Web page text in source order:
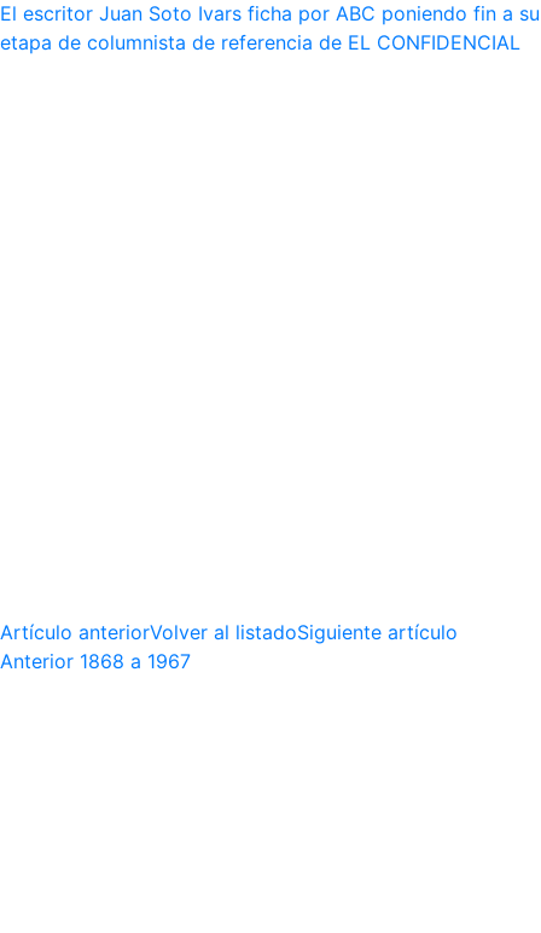
El escritor Juan Soto Ivars ficha por ABC poniendo fin a su
etapa de columnista de referencia de EL CONFIDENCIAL
Artículo anteriorVolver al listadoSiguiente artículo
Anterior 1868 a 1967